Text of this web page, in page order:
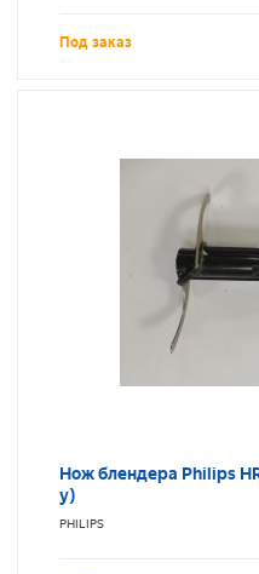
Под заказ
Нож блендера Philips
у)
PHILIPS